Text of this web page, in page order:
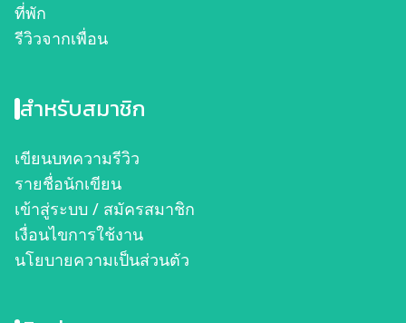
ที่พัก
รีวิวจากเพื่อน
สำหรับสมาชิก
เขียนบทความรีวิว
รายชื่อนักเขียน
เข้าสู่ระบบ / สมัครสมาชิก
เงื่อนไขการใช้งาน
นโยบายความเป็นส่วนตัว